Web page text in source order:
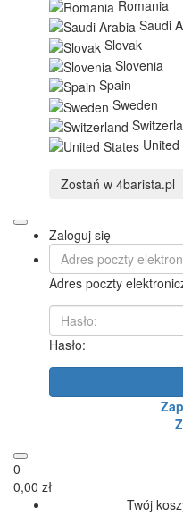
Romania
Saudi
Slovak
Slovenia
Spain
Sweden
Zostań w 4barista.pl
Zaloguj się
Adres poczty
Hasło:
0
0,00 zł
Twój